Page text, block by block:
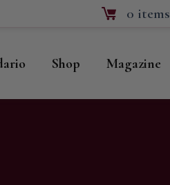
0 items
Shop Magazine